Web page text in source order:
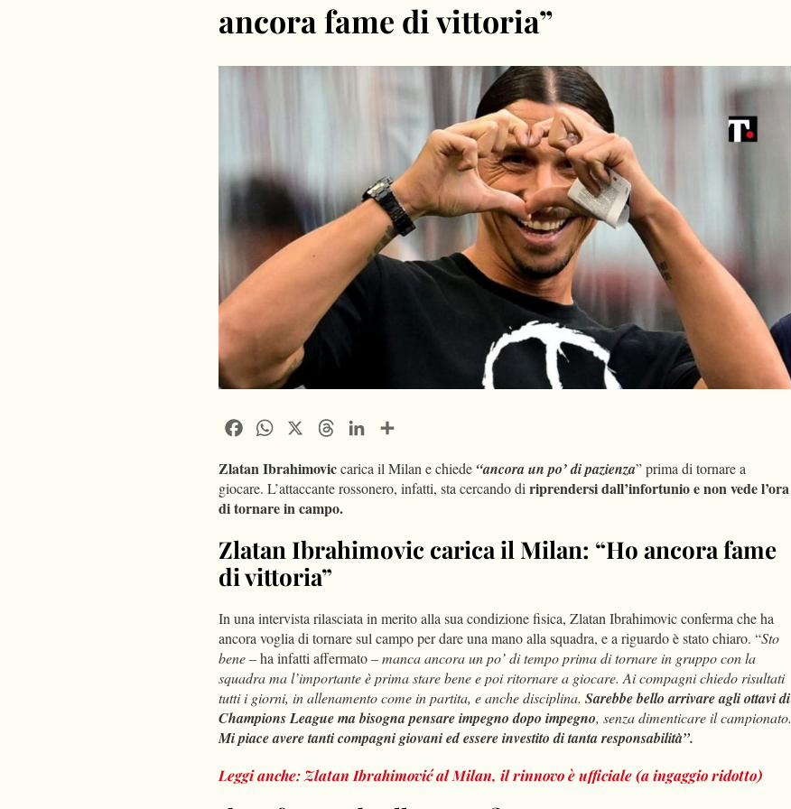
ancora fame di vittoria”
FacebookWhatsApp ThreadsLinkedIn
Zlatan Ibrahimoviccarica il Milan e chiede “ancora un po’ di pazienza” prima di tornare a
giocare. L’attaccante rossonero, infatti, sta cercando diriprendersi dall’infortunio e non vede l’ora
di tornare in campo.
Zlatan Ibrahimovic carica il Milan: “Ho ancora fame
di vittoria”
In una intervista rilasciata in merito alla sua condizione fisica, Zlatan Ibrahimovic conferma che ha
ancora voglia di tornare sul campo per dare una mano alla squadra, e a riguardo è stato chiaro. “Sto
bene– ha infatti affermato –manca ancora un po’ di tempo prima di tornare in gruppo con la
squadra ma l’importante è prima stare bene e poi ritornare a giocare. Ai compagni chiedo risultati
tutti i giorni, in allenamento come in partita, e anche disciplina. Sarebbe bello arrivare agli ottavi di
Champions League ma bisogna pensare impegno dopo impegno, senza dimenticare il campionato.
Mi piace avere tanti compagni giovani ed essere investito di tanta responsabilità”.
Leggi anche: Zlatan Ibrahimović al Milan, il rinnovo è ufficiale (a ingaggio ridotto)